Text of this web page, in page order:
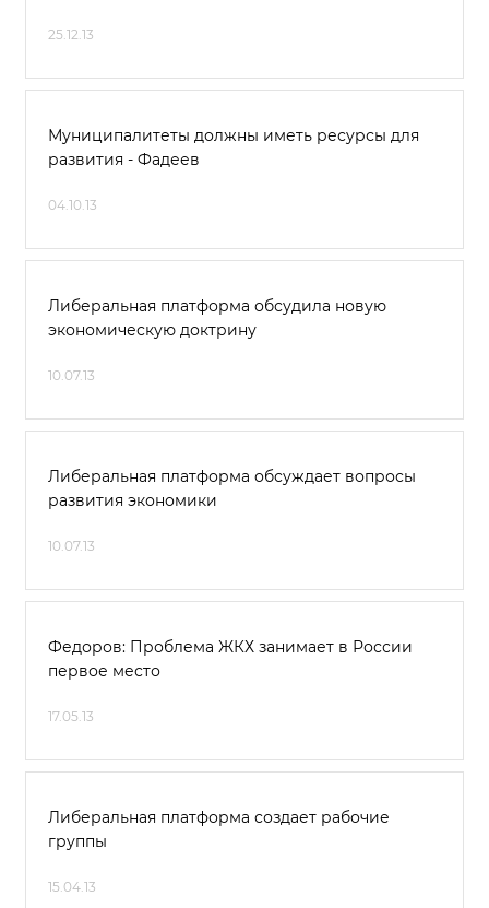
25.12.13
Муниципалитеты должны иметь ресурсы для
развития - Фадеев
04.10.13
Либеральная платформа обсудила новую
экономическую доктрину
10.07.13
Либеральная платформа обсуждает вопросы
развития экономики
10.07.13
Федоров: Проблема ЖКХ занимает в России
первое место
17.05.13
Либеральная платформа создает рабочие
группы
15.04.13